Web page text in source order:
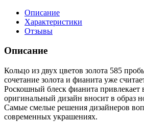
Описание
Характеристики
Отзывы
Описание
Кольцо из двух цветов золота 585
сочетание золота и фианита уже
Роскошный блеск фианита привлекает
оригинальный дизайн вносит в образ
Самые смелые решения дизайнеров
современных украшениях.